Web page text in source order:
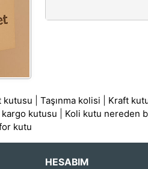
kutusu |Taşınma kolisi Kraft
kutusu Koli kutu nereden
kutu
HESABIM